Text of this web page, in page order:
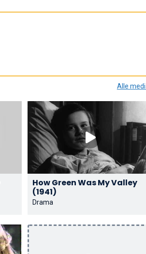
Alle
How Green Was My Valley
(1941)
Drama